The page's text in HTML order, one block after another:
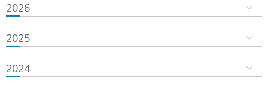
2026
2025
2024